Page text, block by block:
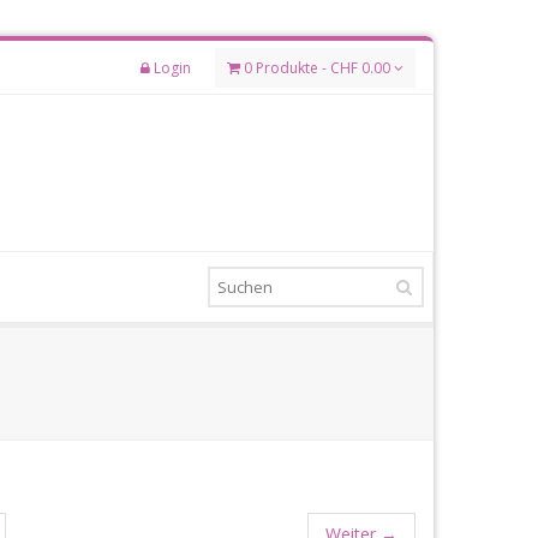
Login 0 Produkte - CHF 0.00